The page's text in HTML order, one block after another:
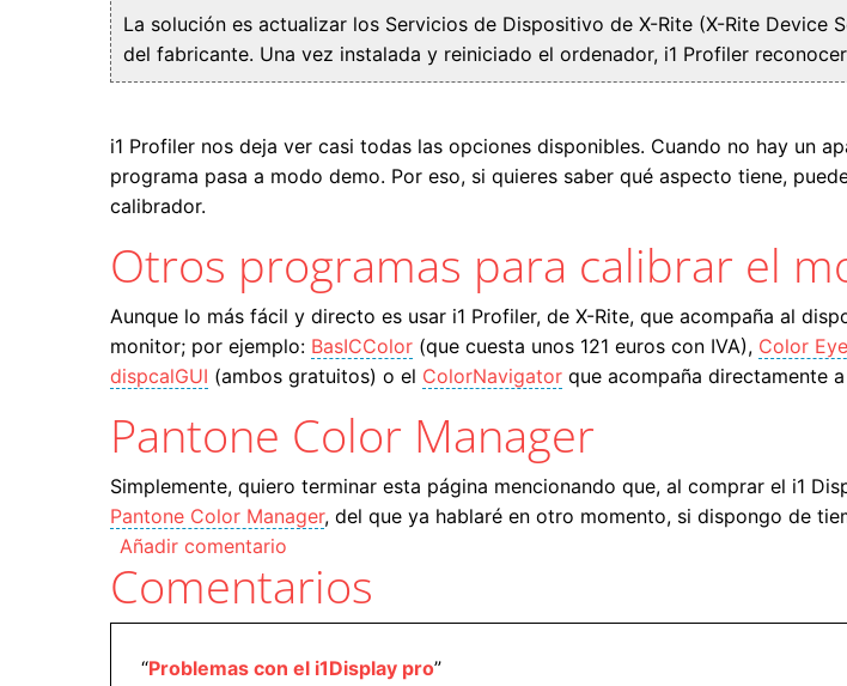
La solución es actualizar los Servicios de Dispositivo de X-Rite (X-Rite Device
del fabricante. Una vez instalada y reiniciado el ordenador, i1 Profiler
i1 Profiler nos deja ver casi todas las opciones disponibles. Cuando no hay un
programa pasa a modo demo. Por eso, si quieres saber qué aspecto tiene,
calibrador.
Otros programas para calibrar el
Aunque lo más fácil y directo es usar i1 Profiler, de X-Rite, que acompaña al
monitor; por ejemplo: BasICColor (que cuesta unos 121 euros con IVA), Color
dispcalGUI (ambos gratuitos) o el ColorNavigator que acompaña directamente
Pantone Color Manager
Simplemente, quiero terminar esta página mencionando que, al comprar el i1
Pantone Color Manager, del que ya hablaré en otro momento, si dispongo de
Añadir comentario
Comentarios
“Problemas con el i1Display pro”